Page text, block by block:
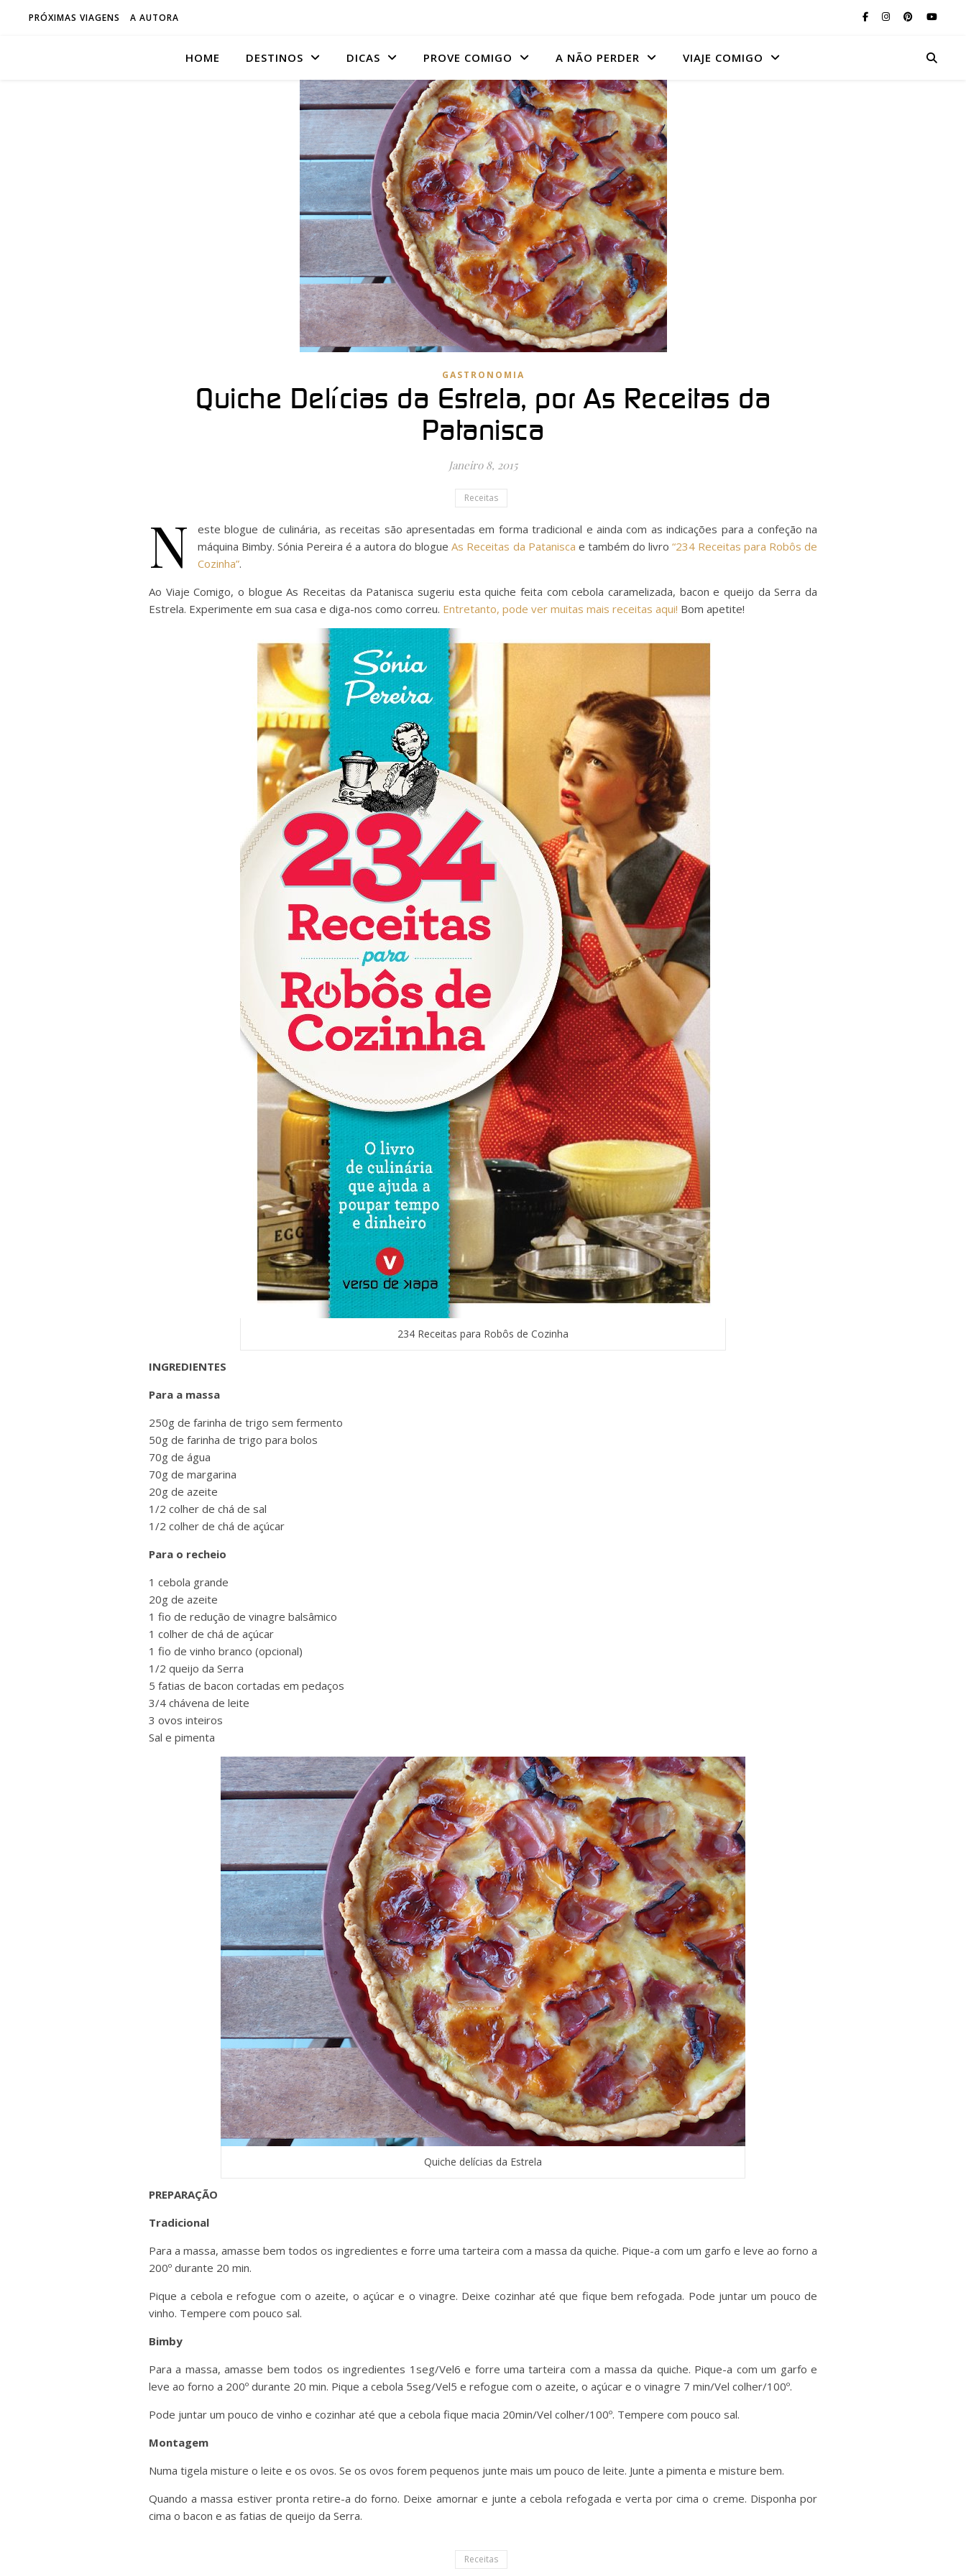
PRÓXIMAS VIAGENS A AUTORA
HOME DESTINOS DICAS PROVE COMIGO A NÃO PERDER VIAJE COMIGO
GASTRONOMIA
Quiche Delícias da Estrela, por As Receitas da
Patanisca
Janeiro 8, 2015
Receitas
N
este blogue de culinária, as receitas são apresentadas em forma tradicional e ainda com as indicações para a confeção na
máquina Bimby. Sónia Pereira é a autora do blogueAs Receitas da Patanisca e também do livro “234 Receitas para Robôs de
Cozinha”.
Ao Viaje Comigo, o blogue As Receitas da Patanisca sugeriu esta quiche feita com cebola caramelizada, bacon e queijo da Serra da
Estrela. Experimente em sua casa e diga-nos como correu. Entretanto, pode ver muitas mais receitas aqui! Bom apetite!
234 Receitas para Robôs de Cozinha
INGREDIENTES
Para a massa
250g de farinha de trigo sem fermento
50g de farinha de trigo para bolos
70g de água
70g de margarina
20g de azeite
1/2 colher de chá de sal
1/2 colher de chá de açúcar
Para o recheio
1 cebola grande
20g de azeite
1 fio de redução de vinagre balsâmico
1 colher de chá de açúcar
1 fio de vinho branco (opcional)
1/2 queijo da Serra
5 fatias de bacon cortadas em pedaços
3/4 chávena de leite
3 ovos inteiros
Sal e pimenta
Quiche delícias da Estrela
PREPARAÇÃO
Tradicional
Para a massa, amasse bem todos os ingredientes e forre uma tarteira com a massa da quiche. Pique-a com um garfo e leve ao forno a
200º durante 20 min.
Pique a cebola e refogue com o azeite, o açúcar e o vinagre. Deixe cozinhar até que fique bem refogada. Pode juntar um pouco de
vinho. Tempere com pouco sal.
Bimby
Para a massa, amasse bem todos os ingredientes 1seg/Vel6 e forre uma tarteira com a massa da quiche. Pique-a com um garfo e
leve ao forno a 200º durante 20 min. Pique a cebola 5seg/Vel5 e refogue com o azeite, o açúcar e o vinagre 7 min/Vel colher/100º.
Pode juntar um pouco de vinho e cozinhar até que a cebola fique macia 20min/Vel colher/100º. Tempere com pouco sal.
Montagem
Numa tigela misture o leite e os ovos. Se os ovos forem pequenos junte mais um pouco de leite. Junte a pimenta e misture bem.
Quando a massa estiver pronta retire-a do forno. Deixe amornar e junte a cebola refogada e verta por cima o creme. Disponha por
cima o bacon e as fatias de queijo da Serra.
Receitas